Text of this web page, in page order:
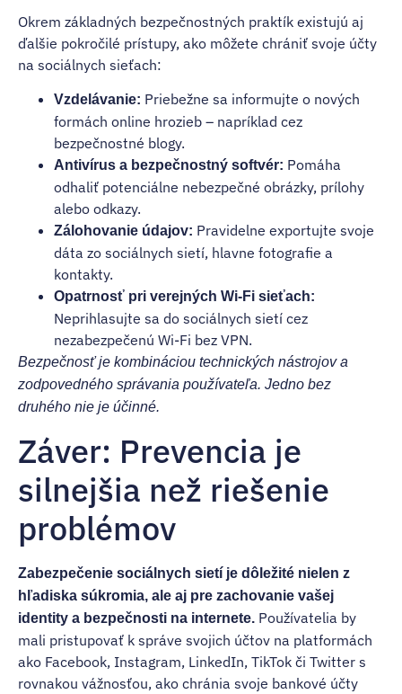
Okrem základných bezpečnostných praktík existujú aj
ďalšie pokročilé prístupy, ako môžete chrániť svoje účty
na sociálnych sieťach:
Vzdelávanie: Priebežne sa informujte o nových
formách online hrozieb – napríklad cez
bezpečnostné blogy.
Antivírus a bezpečnostný softvér: Pomáha
odhaliť potenciálne nebezpečné obrázky, prílohy
alebo odkazy.
Zálohovanie údajov: Pravidelne exportujte svoje
dáta zo sociálnych sietí, hlavne fotografie a
kontakty.
Opatrnosť pri verejných Wi-Fi sieťach:
Neprihlasujte sa do sociálnych sietí cez
nezabezpečenú Wi-Fi bez VPN.
Bezpečnosť je kombináciou technických nástrojov a
zodpovedného správania používateľa. Jedno bez
druhého nie je účinné.
Záver: Prevencia je
silnejšia než riešenie
problémov
Zabezpečenie sociálnych sietí je dôležité nielen z
hľadiska súkromia, ale aj pre zachovanie vašej
identity a bezpečnosti na internete. Používatelia by
mali pristupovať k správe svojich účtov na platformách
ako Facebook, Instagram, LinkedIn, TikTok či Twitter s
rovnakou vážnosťou, ako chránia svoje bankové účty